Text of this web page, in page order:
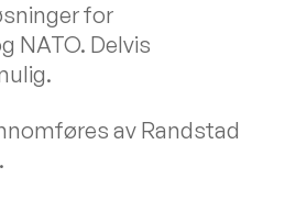
for
NATO. Delvis
av Randstad